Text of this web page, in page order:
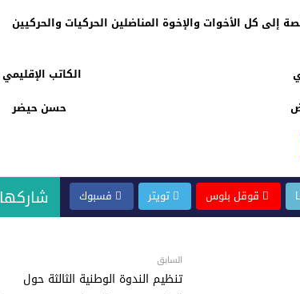
إلى كل الأخوات والإخوة المناضلين الحركيات والحركيين
الكاتب الإقليمي
ازلماض حسن حيضر
شاركها فسبوك تويتر قوقل بلوس
السابق
تنظيم الندوة الوطنية الثالثة حول